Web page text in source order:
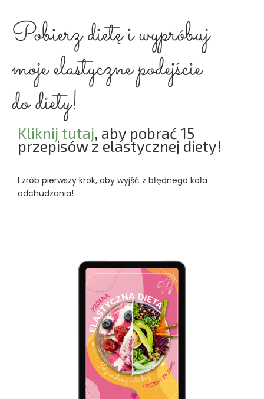
Pobierz dietę i wypróbuj
moje elastyczne podejście
do diety!
Kliknij tutaj, aby pobrać 15
przepisów z elastycznej diety!
I zrób pierwszy krok, aby wyjść z błędnego koła
odchudzania!